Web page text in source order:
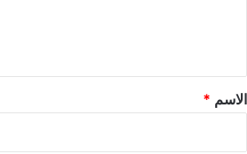
*
الاسم *